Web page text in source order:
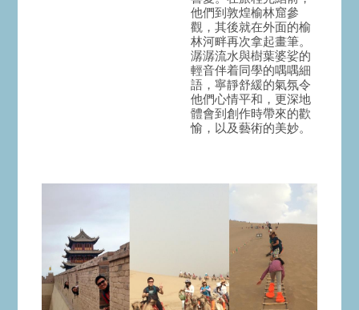
他們到敦煌榆林窟參
觀，其後就在外面的榆
林河畔再次拿起畫筆。
潺潺流水與樹葉婆娑的
輕音伴着同學的喁喁細
語，寧靜舒緩的氣氛令
他們心情平和，更深地
體會到創作時帶來的歡
愉，以及藝術的美妙。